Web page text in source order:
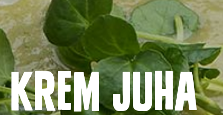
Krem juha